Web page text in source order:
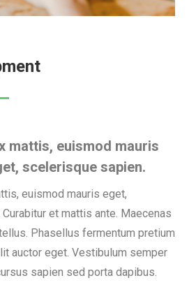
mattis, euismod mauris
scelerisque sapien.​
euismod mauris eget,
et mattis ante. Maecenas
Phasellus fermentum pretium
auctor eget. Vestibulum semper
sapien sed porta dapibus.